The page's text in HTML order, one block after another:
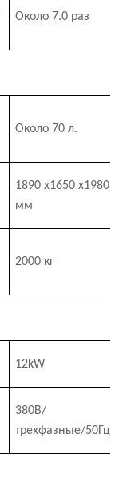
Около 7.0 раз
Около 70 л.
1890 x1650 x1980
мм
2000 кг
12kW
380В/
трехфазные/50Гц